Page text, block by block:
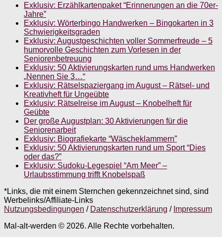
Exklusiv: Erzählkartenpaket “Erinnerungen an die 70er-
Jahre”
Exklusiv: Wörterbingo Handwerken – Bingokarten in 3
Schwierigkeitsgraden
Exklusiv: Augustgeschichten voller Sommerfreude – 5
humorvolle Geschichten zum Vorlesen in der
Seniorenbetreuung
Exklusiv: 50 Aktivierungskarten rund ums Handwerken
„Nennen Sie 3…“
Exklusiv: Rätselspaziergang im August – Rätsel- und
Kreativheft für Ungeübte
Exklusiv: Rätselreise im August – Knobelheft für
Geübte
Der große Augustplan: 30 Aktivierungen für die
Seniorenarbeit
Exklusiv: Biografiekarte “Wäscheklammern”
Exklusiv: 50 Aktivierungskarten rund um Sport “Dies
oder das?”
Exklusiv: Sudoku-Legespiel “Am Meer” –
Urlaubsstimmung trifft Knobelspaß
*Links, die mit einem Sternchen gekennzeichnet sind, sind
Werbelinks/Affiliate-Links
Nutzungsbedingungen / Datenschutzerklärung / Impressum
Mal-alt-werden © 2026. Alle Rechte vorbehalten.